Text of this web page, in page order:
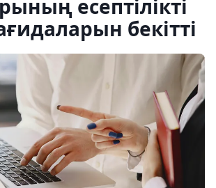
есептілікті
бекітті